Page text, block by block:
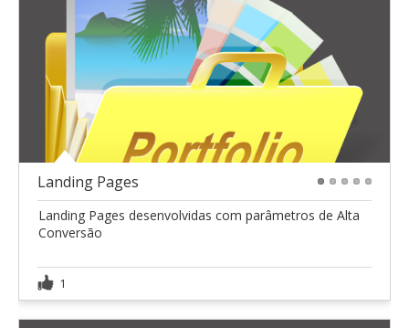
Landing Pages
Landing Pages desenvolvidas com parâmetros de Alta
Conversão
1